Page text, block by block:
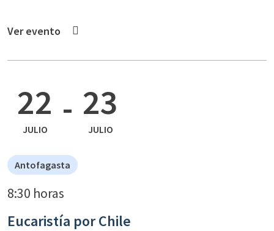
Ver evento
22
JULIO - 23
JULIO
Antofagasta
8:30 horas
Eucaristía por Chile